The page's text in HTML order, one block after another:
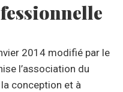
2014 modifié par le
l’association du
conception et à